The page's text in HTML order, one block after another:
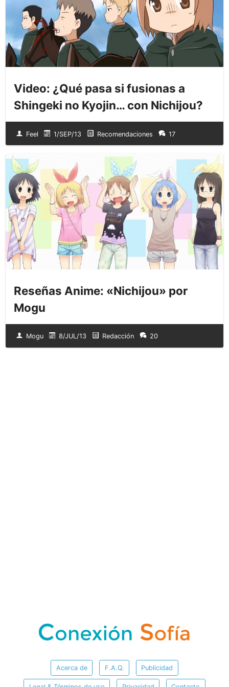
Video: ¿Qué pasa si fusionas a
Shingeki no Kyojin… con Nichijou?
Feel 1/SEP/13 Recomendaciones 17
Reseñas Anime: «Nichijou» por
Mogu
Mogu 8/JUL/13 Redacción 20
Acerca de F.A.Q. Publicidad